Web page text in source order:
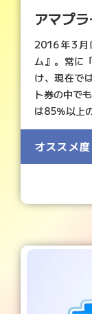
アマプ
2016年3月
ム』。常に
け、現在で
ト券の中で
は85％以上
オススメ度